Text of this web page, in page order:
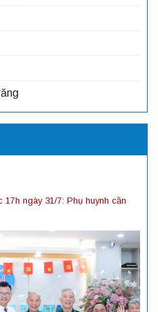
ngày 31/7: Phụ huynh cần